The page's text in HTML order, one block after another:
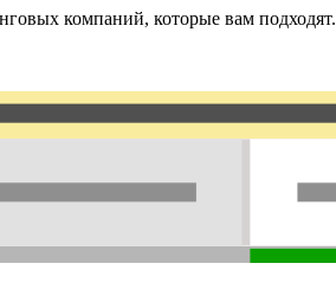
компаний, которые вам подходят.